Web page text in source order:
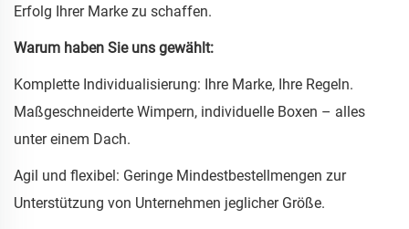
Erfolg Ihrer Marke zu schaffen.
Warum haben Sie uns gewählt:
Komplette Individualisierung: Ihre Marke, Ihre Regeln.
Maßgeschneiderte Wimpern, individuelle Boxen – alles
unter einem Dach.
Agil und flexibel: Geringe Mindestbestellmengen zur
Unterstützung von Unternehmen jeglicher Größe.